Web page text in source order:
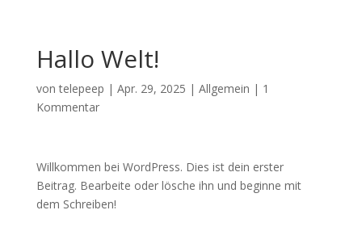
Hallo Welt!
vontelepeep | Apr. 29, 2025 | Allgemein | 1
Kommentar
Willkommen bei WordPress. Dies ist dein erster
Beitrag. Bearbeite oder lösche ihn und beginne mit
dem Schreiben!